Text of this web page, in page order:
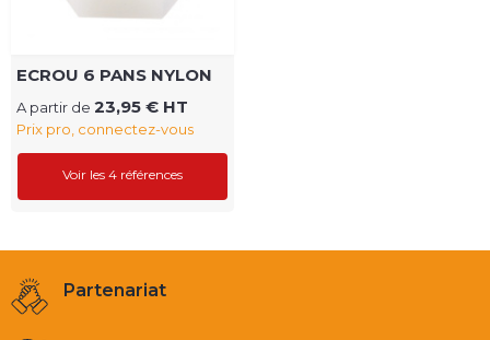
ECROU 6 PANS NYLON
A partir de 23,95 € HT
Prix pro, connectez-vous
Voir les 4 références
Partenariat